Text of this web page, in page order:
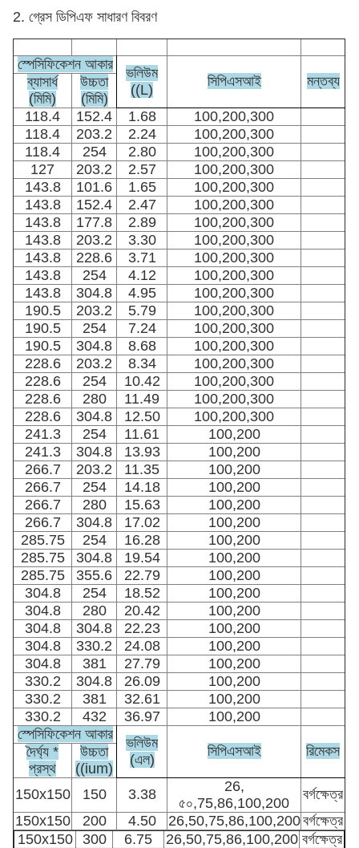
2. গ্রেস ডিপিএফ সাধারণ বিবরণ
স্পেসিফিকেশন আকার
ভলিউম
((L)
সিপিএসআই মন্তব্য
ব্যাসার্ধ
(মিমি)
উচ্চতা
(মিমি)
118.4
152.4 1.68
100,200,300
118.4
203.2 2.24
100,200,300
118.4
254 2.80
100,200,300
127
203.2 2.57
100,200,300
143.8
101.6 1.65
100,200,300
143.8
152.4 2.47
100,200,300
143.8
177.8 2.89
100,200,300
143.8
203.2 3.30
100,200,300
143.8
228.6 3.71
100,200,300
143.8
254 4.12
100,200,300
143.8
304.8 4.95
100,200,300
190.5
203.2 5.79
100,200,300
190.5
254 7.24
100,200,300
190.5
304.8 8.68
100,200,300
228.6
203.2 8.34
100,200,300
228.6
254 10.42
100,200,300
228.6
280 11.49
100,200,300
228.6
304.8 12.50
100,200,300
241.3
254 11.61
100,200
241.3
304.8 13.93
100,200
266.7
203.2 11.35
100,200
266.7
254 14.18
100,200
266.7
280 15.63
100,200
266.7
304.8 17.02
100,200
285.75
254 16.28
100,200
285.75
304.8 19.54
100,200
285.75
355.6 22.79
100,200
304.8
254 18.52
100,200
304.8
280 20.42
100,200
304.8
304.8 22.23
100,200
304.8
330.2 24.08
100,200
304.8
381 27.79
100,200
330.2
304.8 26.09
100,200
330.2
381 32.61
100,200
330.2
432 36.97
100,200
স্পেসিফিকেশন আকার
ভলিউম
(এল)
সিপিএসআই রিমেকস
দৈর্ঘ্য *
প্রস্থ
উচ্চতা
((ium)
150x150
150 3.38
26,
৫০,75,86,100,200
বর্গক্ষেত্র
150x150
200 4.50 26,50,75,86,100,200বর্গক্ষেত্র
150x150
300 6.75 26,50,75,86,100,200 বর্গক্ষেত্র